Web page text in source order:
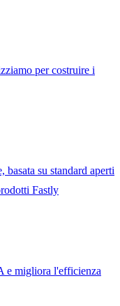
per costruire i
basata su standard aperti
Fastly
e migliora l'efficienza